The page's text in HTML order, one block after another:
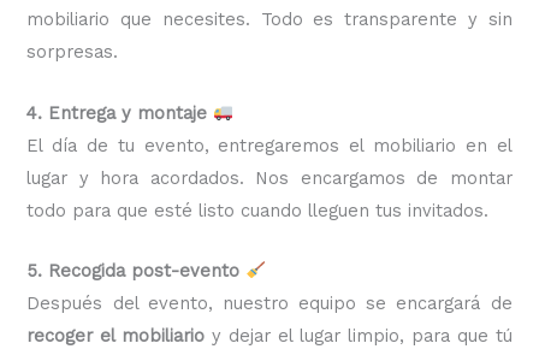
mobiliario que necesites. Todo es transparente y sin
sorpresas.
4. Entrega y montaje
El día de tu evento, entregaremos el mobiliario en el
lugar y hora acordados. Nos encargamos de montar
todo para que esté listo cuando lleguen tus invitados.
5. Recogida post-evento
Después del evento, nuestro equipo se encargará de
recoger el mobiliario y dejar el lugar limpio, para que tú